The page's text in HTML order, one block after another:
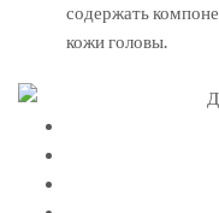
содержать
кожи головы.